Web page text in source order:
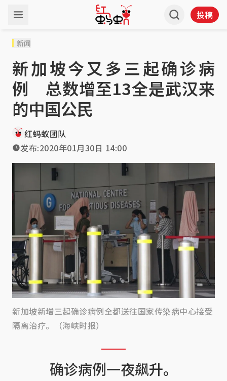
投稿
新闻
新加坡今又多三起确诊病
例 总数增至13全是武汉来
的中国公民
红蚂蚁团队
发布:2020年01月30日 14:00
新加坡新增三起确诊病例全都送往国家传染病中心接受
隔离治疗。（海峡时报）
确诊病例一夜飙升。